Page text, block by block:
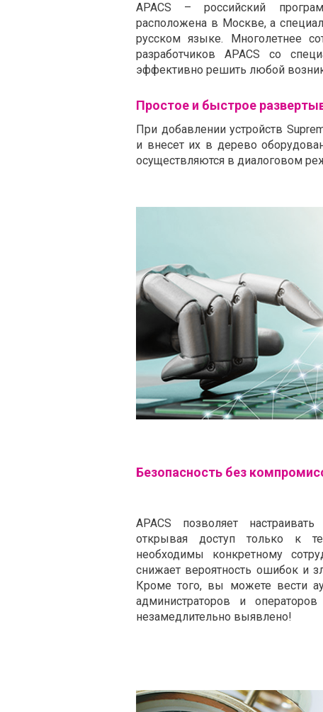
APACS – российский
расположена в Москве, а
русском языке. Многолетнее
разработчиков APACS со
эффективно решить любой
Простое и быстрое
При добавлении устройств
и внесет их в дерево
осуществляются в диалоговом
Безопасность без
APACS позволяет
открывая доступ только к
необходимы конкретному
снижает вероятность ошибок и
Кроме того, вы можете вести
администраторов и
незамедлительно выявлено!